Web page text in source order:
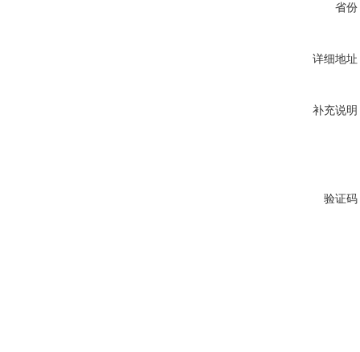
省份
详细地址
补充说明
验证码